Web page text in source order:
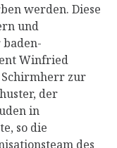
werden. Diese
und
Winfried
Schirmherr zur
der
in
so die
des